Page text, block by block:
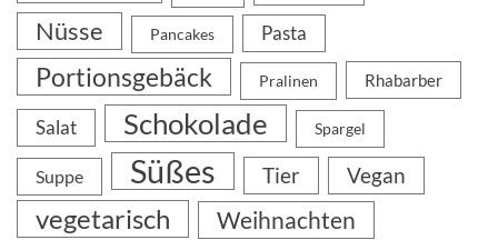
Nüsse Pancakes Pasta
Portionsgebäck Pralinen Rhabarber
Salat Schokolade Spargel
Suppe Süßes Tier Vegan
vegetarisch Weihnachten